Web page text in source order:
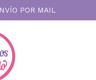
POR MAIL